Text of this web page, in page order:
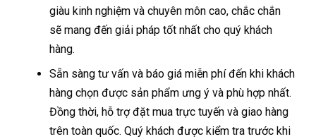
giàu kinh nghiệm và chuyên môn cao, chắc chắn
sẽ mang đến giải pháp tốt nhất cho quý khách
hàng.
Sẵn sàng tư vấn và báo giá miễn phí đến khi khách
hàng chọn được sản phẩm ưng ý và phù hợp nhất.
Đồng thời, hỗ trợ đặt mua trực tuyến và giao hàng
trên toàn quốc. Quý khách được kiểm tra trước khi